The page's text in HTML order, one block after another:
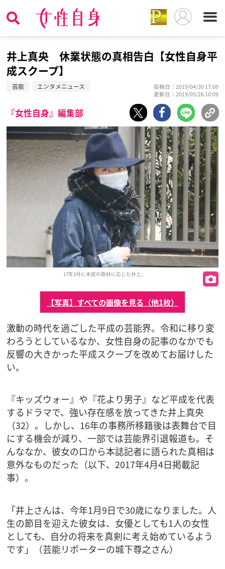
井上真央 休業状態の真相告白【女性自身平
成スクープ】
芸能 エンタメニュース
投稿日：2019/04/30 17:00
更新日：2019/05/26 10:09
『女性自身』編集部
17年3月に本誌の取材に応じた井上。
【写真】すべての画像を見る（他1枚）
激動の時代を過ごした平成の芸能界。令和に移り変
わろうとしているなか、女性自身の記事のなかでも
反響の大きかった平成スクープを改めてお届けした
い。
『キッズウォー』や『花より男子』など平成を代表
するドラマで、強い存在感を放ってきた井上真央
（32）。しかし、16年の事務所移籍後は表舞台で目
にする機会が減り、一部では芸能界引退報道も。そ
んななか、彼女の口から本誌記者に語られた真相は
意外なものだった（以下、2017年4月4日掲載記
事）。
「井上さんは、今年1月9日で30歳になりました。人
生の節目を迎えた彼女は、女優としても1人の女性
としても、自分の将来を真剣に考え始めているよう
です」（芸能リポーターの城下尊之さん）